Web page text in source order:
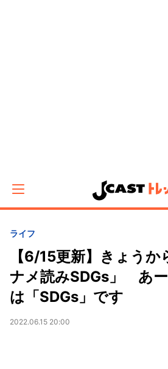
ライフ
【6/15更新】きょうか
ナメ読みSDGs」 あ
は「SDGs」です
2022.06.15 20:00